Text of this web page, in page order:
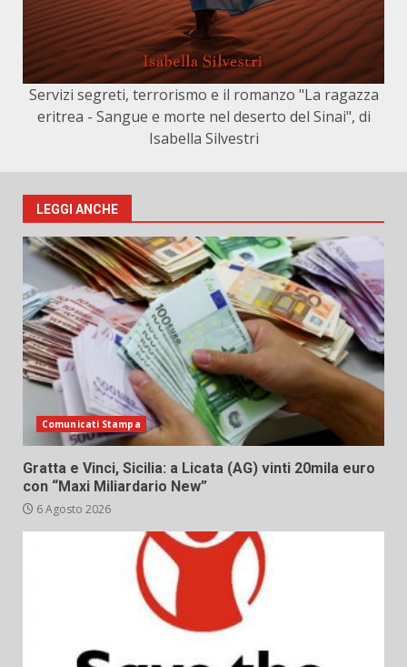
Servizi segreti, terrorismo e il romanzo "La ragazza
eritrea - Sangue e morte nel deserto del Sinai", di
Isabella Silvestri
LEGGI ANCHE
Comunicati Stampa
Gratta e Vinci, Sicilia: a Licata (AG) vinti 20mila euro
con “Maxi Miliardario New”
6 Agosto 2026